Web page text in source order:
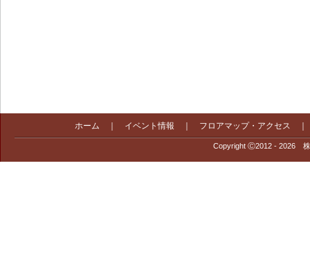
ホーム ｜ イベント情報 ｜ フロアマップ・アクセス
Copyright Ⓒ2012 - 2026 株